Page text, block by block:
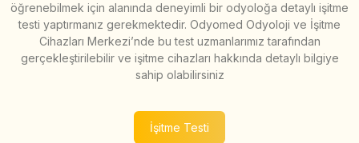
öğrenebilmek için alanında deneyimli bir odyoloğa detaylı işitme
testi yaptırmanız gerekmektedir. Odyomed Odyoloji ve İşitme
Cihazları Merkezi’nde bu test uzmanlarımız tarafından
gerçekleştirilebilir ve işitme cihazları hakkında detaylı bilgiye
sahip olabilirsiniz
İşitme Testi